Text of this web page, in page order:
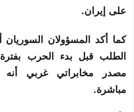
على إيران.
كما أكد المسؤولان
الطلب قبل بدء الحرب بفترة
مصدر مخابراتي غربي أنه
مباشرة.